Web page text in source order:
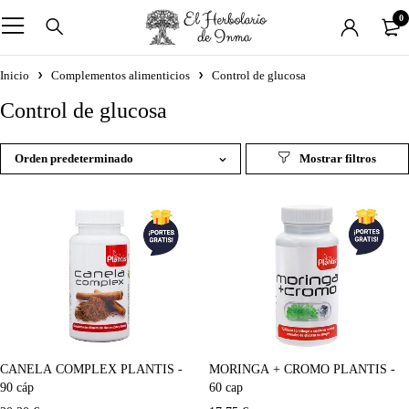
0
Inicio Complementos alimenticios Control de glucosa
Control de glucosa
Orden predeterminado
CANELA COMPLEX PLANTIS -
90 cáp
MORINGA + CROMO PLANTIS -
60 cap